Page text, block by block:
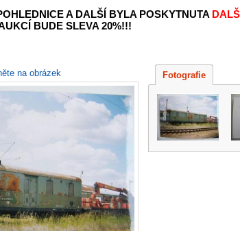
A DALŠÍ BYLA POSKYTNUTA
BUDE SLEVA 20%!!!
na obrázek Fotografie